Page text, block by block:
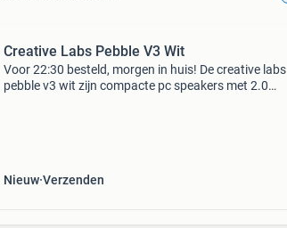
Creative Labs Pebble V3 Wit
Voor 22:30 besteld, morgen in huis! De creative labs
pebble v3 wit zijn compacte pc speakers met 2.0
Nieuw Verzenden